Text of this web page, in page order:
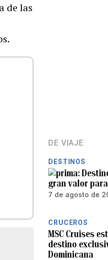
de las
DE VIAJE
DESTINOS
gran valor
7 de agosto de
CRUCEROS
MSC Cruises
destino
Dominicana